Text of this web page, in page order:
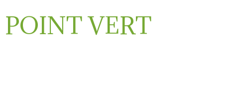
POINT VERT